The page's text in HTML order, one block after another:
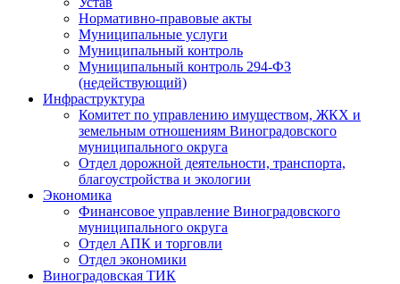
Нормативно-правовые акты
Муниципальные услуги
Муниципальный контроль
Муниципальный контроль 294-ФЗ
(недействующий)
Инфраструктура
Комитет по управлению имуществом, ЖКХ и
земельным отношениям Виноградовского
муниципального округа
Отдел дорожной деятельности, транспорта,
благоустройства и экологии
Экономика
Финансовое управление Виноградовского
муниципального округа
Отдел АПК и торговли
Отдел экономики
Виноградовская ТИК